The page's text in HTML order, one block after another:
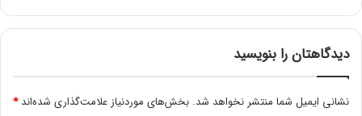
ت
دیدگاهتان را بنویسید
نشانی ایمیل شما منتشر نخواهد شد. بخش‌های موردنیاز علامت‌گذاری شده‌اند*